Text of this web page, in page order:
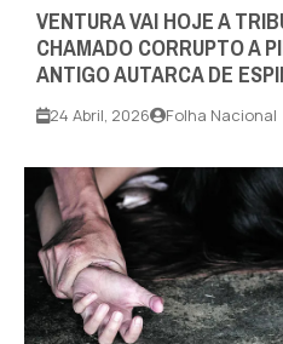
VENTURA VAI HOJE A
CHAMADO CORRUPTO A
ANTIGO AUTARCA DE
24 Abril, 2026 Folha Nacional